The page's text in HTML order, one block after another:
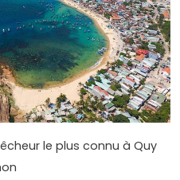
le plus connu à Quy